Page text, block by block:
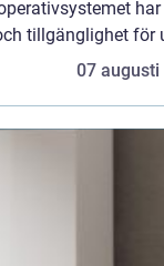
har
tillgänglighet för
07 augusti